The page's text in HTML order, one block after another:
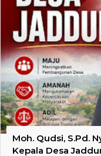
Moh. Qudsi, S.Pd.
Kepala Desa